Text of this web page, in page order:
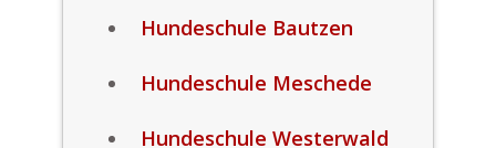
Hundeschule Bautzen
Hundeschule Meschede
Hundeschule Westerwald